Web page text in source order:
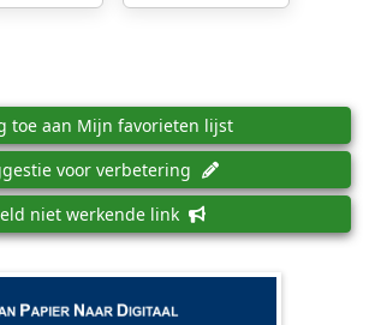
toe aan Mijn favorieten lijst
voor verbetering
niet werkende link